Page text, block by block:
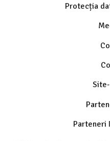
Protecția
Parteneri